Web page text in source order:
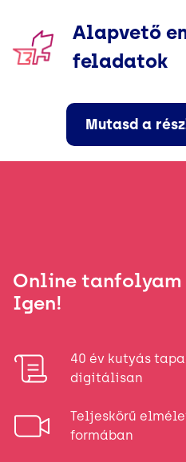
Alapvető
feladatok
Mutasd a
Online tanfolyam
Igen!
40 év kutyás
digitálisan
Teljeskörű
formában